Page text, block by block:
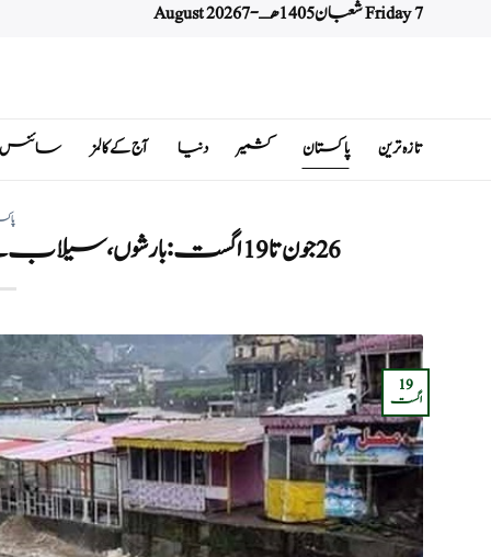
Friday 7 شعبان 1405 هـ - 7 August 2026
تازہ ترین پاکستان کشمیر دنیا آج کے کالمز سائنس
26 جون تا 19 اگست: بارشوں، سیلاب سے 707 افراد جاں بحق، 967 زخمی ہوئے
19
اگست